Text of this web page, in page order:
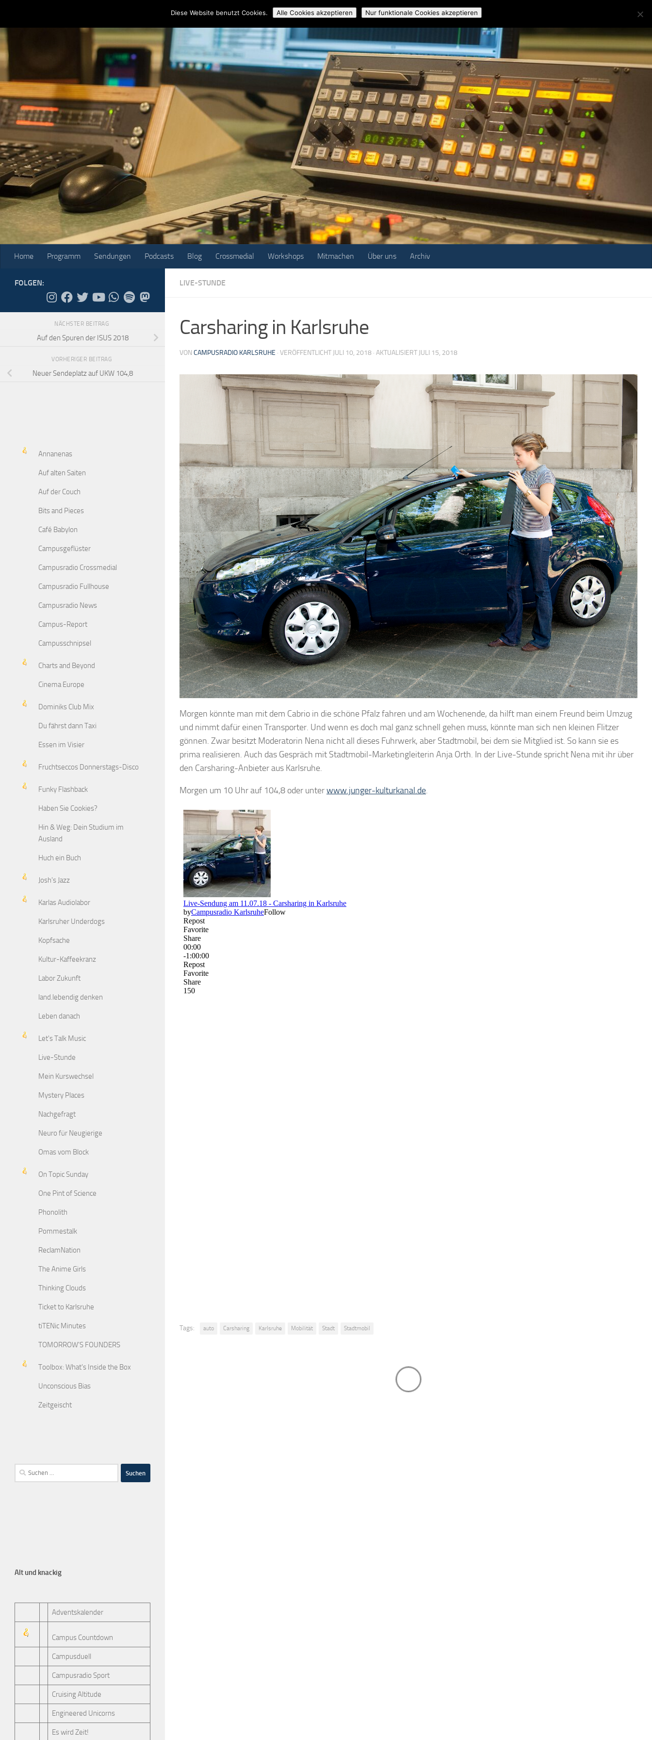
Blog Crossmedial Workshops Mitmachen Über uns Archiv
Home Programm Sendungen Podcasts Blog Crossmedial Workshops Mitmachen Über uns Archiv
LIVE-STUNDE
Carsharing in Karlsruhe
VON CAMPUSRADIO KARLSRUHE · VERÖFFENTLICHT JULI 10, 2018 · AKTUALISIERT JULI 15, 2018
Morgen könnte man mit dem Cabrio in die schöne Pfalz fahren und am Wochenende, da hilft man einem Freund beim Umzug
und nimmt dafür einen Transporter. Und wenn es doch mal ganz schnell gehen muss, könnte man sich nen kleinen Flitzer
gönnen. Zwar besitzt Moderatorin Nena nicht all dieses Fuhrwerk, aber Stadtmobil, bei dem sie Mitglied ist. So kann sie es
prima realisieren. Auch das Gespräch mit Stadtmobil-Marketingleiterin Anja Orth. In der Live-Stunde spricht Nena mit ihr über
den Carsharing-Anbieter aus Karlsruhe.
Morgen um 10 Uhr auf 104,8 oder unterwww.junger-kulturkanal.de.
Tags: auto Carsharing Karlsruhe Mobilität Stadt Stadtmobil
FOLGEN:
NÄCHSTER BEITRAG
Auf den Spuren der ISUS 2018
VORHERIGER BEITRAG
Neuer Sendeplatz auf UKW 104,8
Annanenas
Auf alten Saiten
Auf der Couch
Bits and Pieces
Café Babylon
Campusgeflüster
Campusradio Crossmedial
Campusradio Fullhouse
Campusradio News
Campus-Report
Campusschnipsel
Charts and Beyond
Cinema Europe
Dominiks Club Mix
Du fährst dann Taxi
Essen im Visier
Fruchtseccos Donnerstags-Disco
Funky Flashback
Haben Sie Cookies?
Hin & Weg: Dein Studium im
Ausland
Huch ein Buch
Josh's Jazz
Karlas Audiolabor
Karlsruher Underdogs
Kopfsache
Kultur-Kaffeekranz
Labor Zukunft
land.lebendig denken
Leben danach
Let's Talk Music
Live-Stunde
Mein Kurswechsel
Mystery Places
Nachgefragt
Neuro für Neugierige
Omas vom Block
On Topic Sunday
One Pint of Science
Phonolith
Pommestalk
ReclamNation
The Anime Girls
Thinking Clouds
Ticket to Karlsruhe
tiTENic Minutes
TOMORROW'S FOUNDERS
Toolbox: What's Inside the Box
Unconscious Bias
Zeitgeischt
Alt und knackig
Adventskalender
Campus Countdown
Campusduell
Campusradio Sport
Cruising Altitude
Engineered Unicorns
Es wird Zeit!
Diese Website benutzt Cookies. Alle Cookies akzeptieren Nur funktionale Cookies akzeptieren